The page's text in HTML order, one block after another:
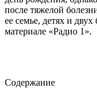
после тяжелой
ее семье, детях и
материале «Радио 1».
Содержание